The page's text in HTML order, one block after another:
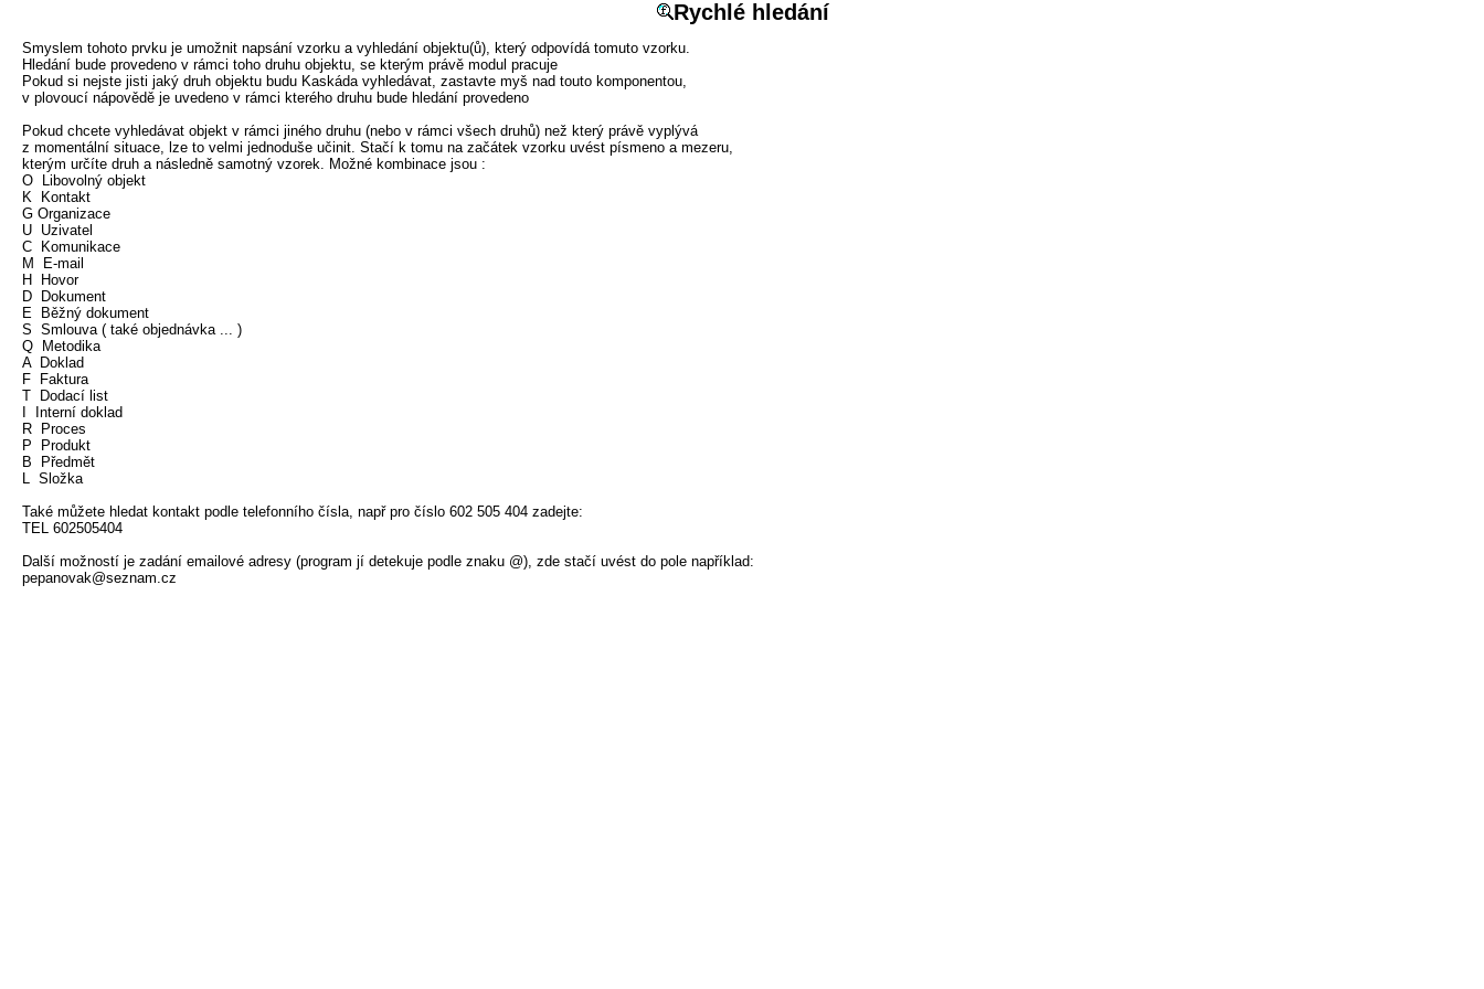
Rychlé hledání
Smyslem tohoto prvku je umožnit napsání vzorku a vyhledání objektu(ů), který odpovídá tomuto vzorku.
Hledání bude provedeno v rámci toho druhu objektu, se kterým právě modul pracuje
Pokud si nejste jisti jaký druh objektu budu Kaskáda vyhledávat, zastavte myš nad touto komponentou,
v plovoucí nápovědě je uvedeno v rámci kterého druhu bude hledání provedeno
Pokud chcete vyhledávat objekt v rámci jiného druhu (nebo v rámci všech druhů) než který právě vyplývá
z momentální situace, lze to velmi jednoduše učinit. Stačí k tomu na začátek vzorku uvést písmeno a mezeru,
kterým určíte druh a následně samotný vzorek. Možné kombinace jsou :
O  Libovolný objekt
K  Kontakt
G Organizace
U  Uzivatel
C  Komunikace
M  E-mail
H  Hovor
D  Dokument
E  Běžný dokument
S  Smlouva ( také objednávka ... )
Q  Metodika
A  Doklad
F  Faktura
T  Dodací list
I  Interní doklad
R  Proces
P  Produkt
B  Předmět
L  Složka
Také můžete hledat kontakt podle telefonního čísla, např pro číslo 602 505 404 zadejte:
TEL 602505404
Další možností je zadání emailové adresy (program jí detekuje podle znaku @), zde stačí uvést do pole například:
pepanovak@seznam.cz